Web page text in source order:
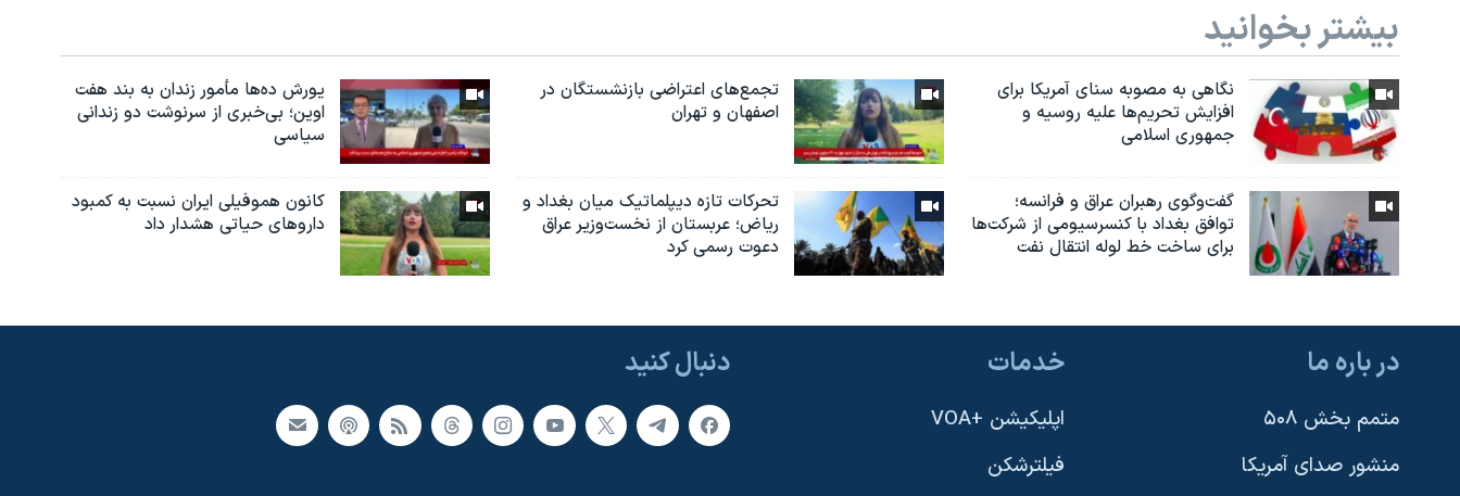
بیشتر بخوانید
نگاهی به مصوبه سنای آمریکا برای
افزایش تحریم‌ها علیه روسیه و
جمهوری اسلامی
تجمع‌های اعتراضی بازنشستگان در
اصفهان و تهران
یورش ده‌ها مأمور زندان به بند هفت
اوین؛ بی‌خبری از سرنوشت دو زندانی
سیاسی
گفت‌وگوی رهبران عراق و فرانسه؛
توافق بغداد با کنسرسیومی از شرکت‌ها
برای ساخت خط لوله انتقال نفت
تحرکات تازه دیپلماتیک میان بغداد و
ریاض؛ عربستان از نخست‌وزیر عراق
دعوت رسمی کرد
کانون هموفیلی ایران نسبت به کمبود
داروهای حیاتی هشدار داد
دنبال کنید در باره ما
متمم بخش ۵۰۸
منشور صدای آمریکا
خدمات
اپلیکیشن +VOA
فیلترشکن